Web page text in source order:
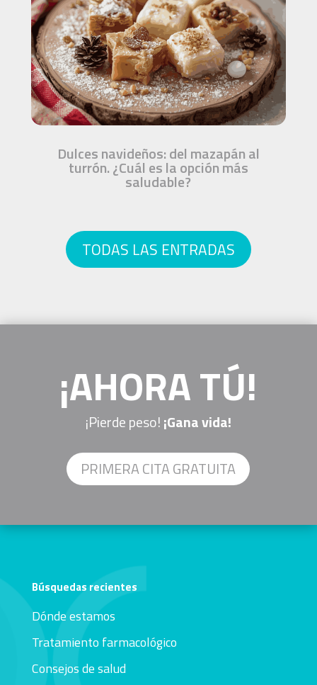
Dulces navideños: del mazapán al
turrón. ¿Cuál es la opción más
saludable?
TODAS LAS ENTRADAS
¡AHORA TÚ!
¡Pierde peso!¡Gana vida!
PRIMERA CITA GRATUITA
Búsquedas recientes
Dónde estamos
Tratamiento farmacológico
Consejos de salud